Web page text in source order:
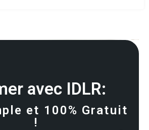
avec IDLR:
et 100% Gratuit
!